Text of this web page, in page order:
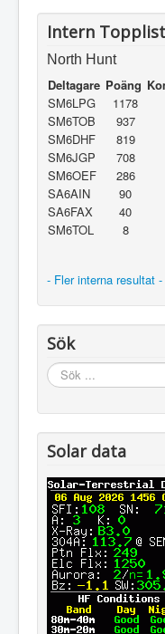
Intern
North Hunt
Deltagare Poäng
SM6LPG
1178
SM6TOB
937
SM6DHF
819
SM6JGP
708
SM6OEF
286
SA6AIN
90
SA6FAX
40
SM6TOL
8
- Fler interna resultat -
Sök
Sök
...
Solar data